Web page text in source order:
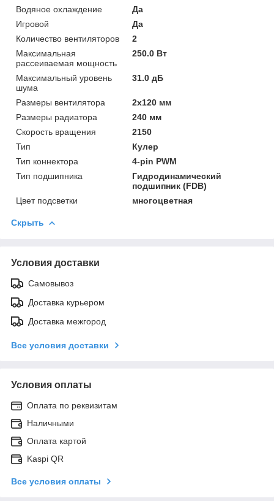
Водяное охлаждение
Да
Игровой
Да
Количество вентиляторов
2
Максимальная
рассеиваемая мощность
250.0 Вт
Максимальный уровень
шума
31.0 дБ
Размеры вентилятора
2х120 мм
Размеры радиатора
240 мм
Скорость вращения
2150
Тип
Кулер
Тип коннектора
4-pin PWM
Тип подшипника
Гидродинамический
подшипник (FDB)​
Цвет подсветки
многоцветная
Скрыть
Условия доставки
Самовывоз
Доставка курьером
Доставка межгород
Все условия доставки
Условия оплаты
Оплата по реквизитам
Наличными
Оплата картой
Kaspi QR
Все условия оплаты